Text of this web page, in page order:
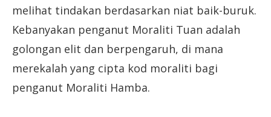
melihat tindakan berdasarkan niat baik-buruk.
Kebanyakan penganut Moraliti Tuan adalah
golongan elit dan berpengaruh, di mana
merekalah yang cipta kod moraliti bagi
penganut Moraliti Hamba.